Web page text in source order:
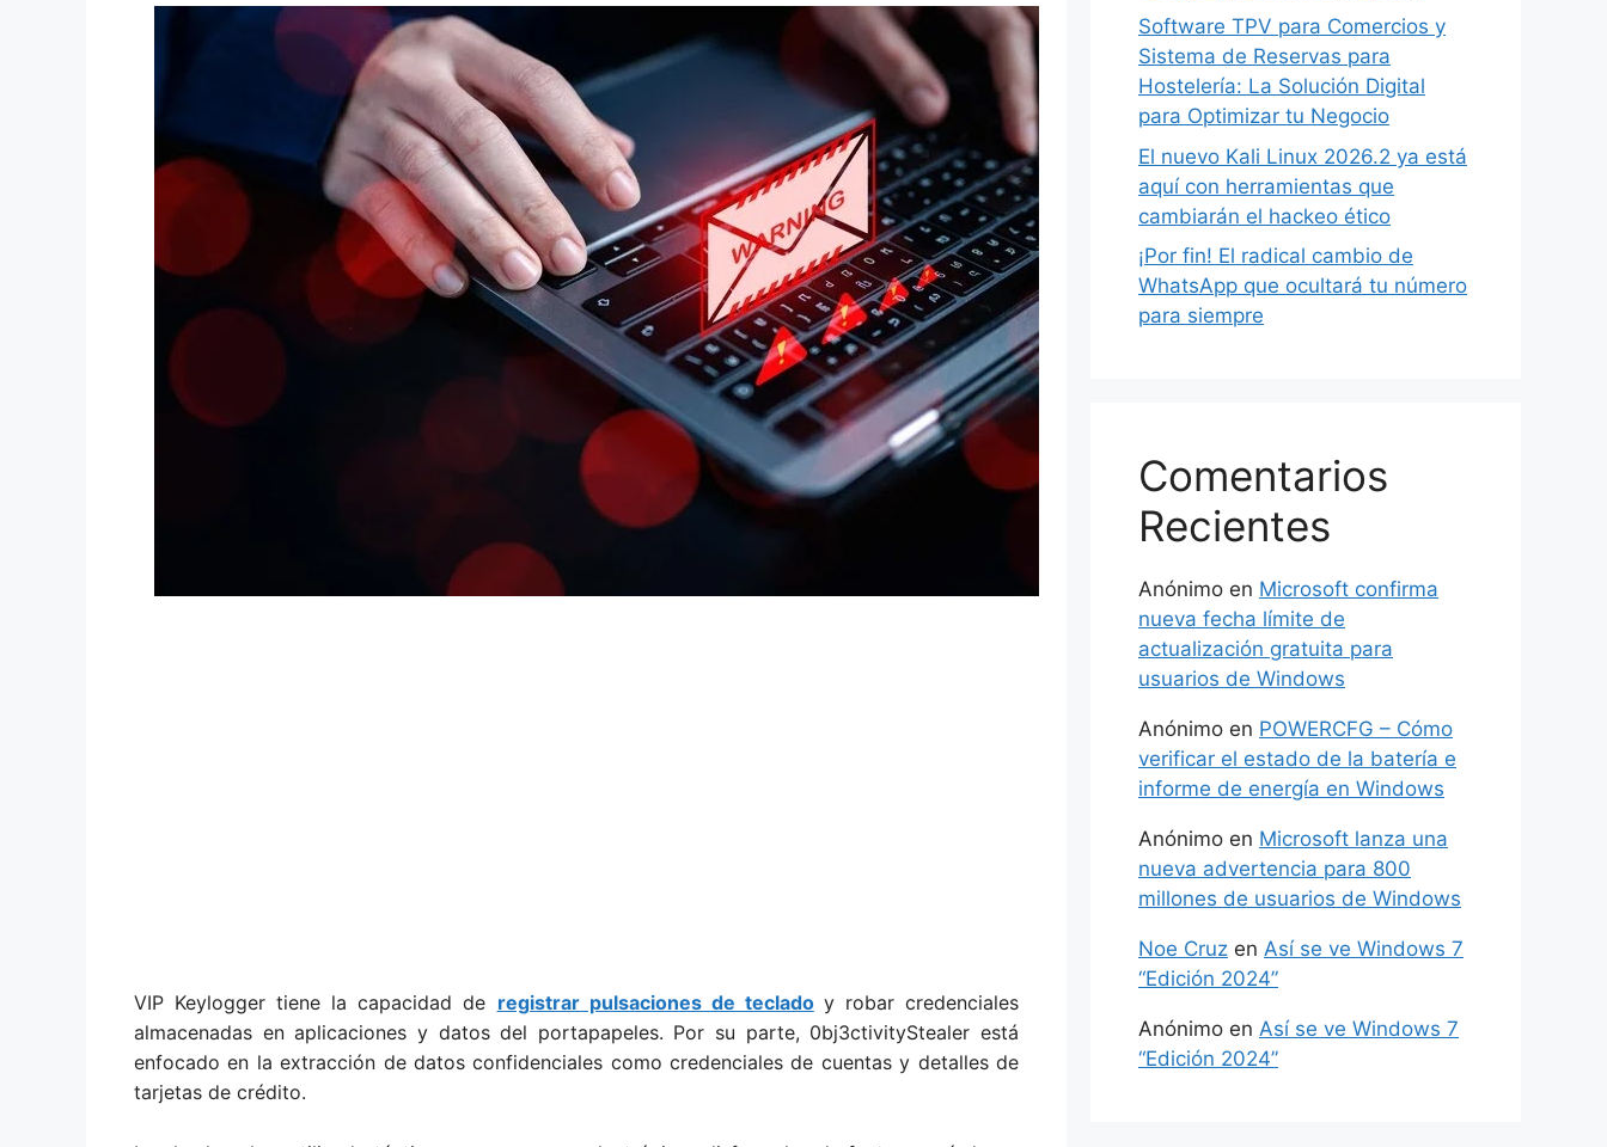
VIP Keylogger tiene la capacidad de registrar pulsaciones de teclado y robar credenciales
almacenadas en aplicaciones y datos del portapapeles. Por su parte, 0bj3ctivityStealer está
enfocado en la extracción de datos confidenciales como credenciales de cuentas y detalles de
tarjetas de crédito.
Software TPV para Comercios y
Sistema de Reservas para
Hostelería: La Solución Digital
para Optimizar tu Negocio
El nuevo Kali Linux 2026.2 ya está
aquí con herramientas que
cambiarán el hackeo ético
¡Por fin! El radical cambio de
WhatsApp que ocultará tu número
para siempre
Comentarios
Recientes
Anónimo en Microsoft confirma
nueva fecha límite de
actualización gratuita para
usuarios de Windows
Anónimo en POWERCFG – Cómo
verificar el estado de la batería e
informe de energía en Windows
Anónimo en Microsoft lanza una
nueva advertencia para 800
millones de usuarios de Windows
Noe Cruz en Así se ve Windows 7
“Edición 2024”
Anónimo en Así se ve Windows 7
“Edición 2024”